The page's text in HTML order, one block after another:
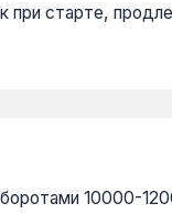
старте,
10000-